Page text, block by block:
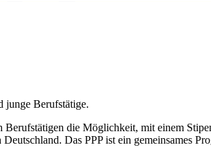
junge Berufstätige.
die Möglichkeit, mit einem
Das PPP ist ein gemeinsames